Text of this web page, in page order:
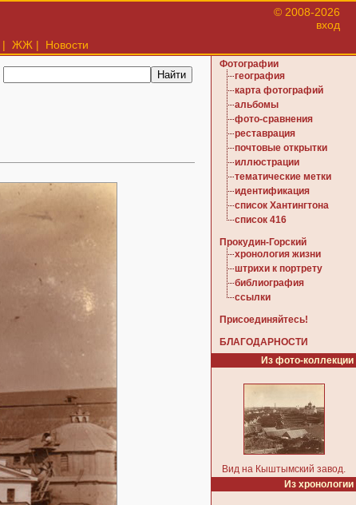
© 2008-2026
вход
| ЖЖ | Новости
Фотографии
география
карта фотографий
альбомы
фото-сравнения
реставрация
почтовые открытки
иллюстрации
тематические метки
идентификация
список Хантингтона
список 416
Прокудин-Горский
хронология жизни
штрихи к портрету
библиография
ссылки
Присоединяйтесь!
БЛАГОДАРНОСТИ
Из фото-коллекции
Вид на Кыштымский завод.
Из хронологии